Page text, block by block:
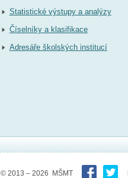
Statistické výstupy a analýzy
Číselníky a klasifikace
Adresáře školských institucí
© 2013 – 2026 MŠMT